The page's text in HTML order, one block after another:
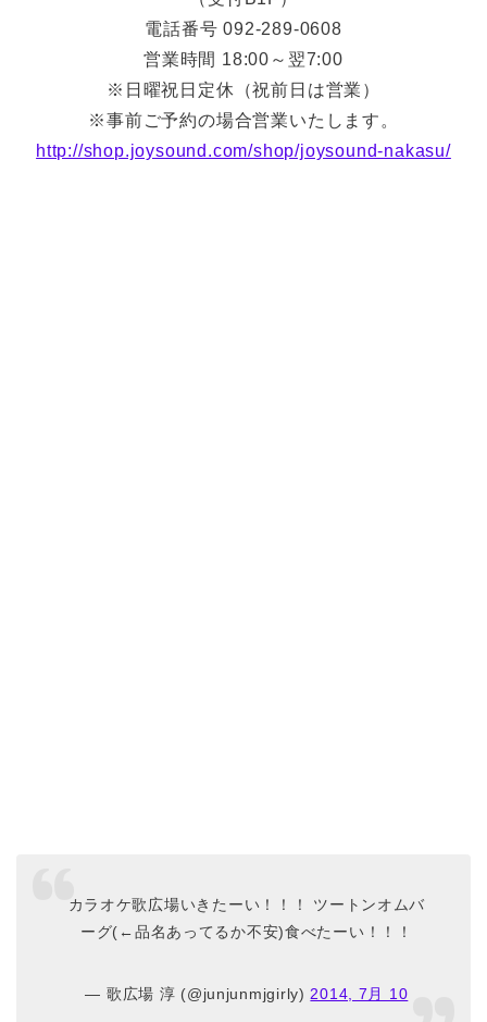
電話番号 092-289-0608
営業時間 18:00～翌7:00
※日曜祝日定休（祝前日は営業）
※事前ご予約の場合営業いたします。
http://shop.joysound.com/shop/joysound-nakasu/
カラオケ歌広場いきたーい！！！ ツートンオムバ
ーグ(←品名あってるか不安)食べたーい！！！
— 歌広場 淳 (@junjunmjgirly)2014, 7月 10